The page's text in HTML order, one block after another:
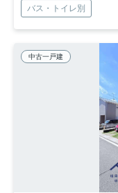
バス・トイレ別
中古一戸建